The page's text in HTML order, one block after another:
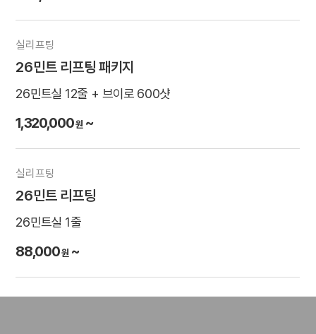
실리프팅
26민트 리프팅 패키지
26민트실 12줄 + 브이로 600샷
1,320,000원 ~
실리프팅
26민트 리프팅
26민트실 1줄
88,000원 ~